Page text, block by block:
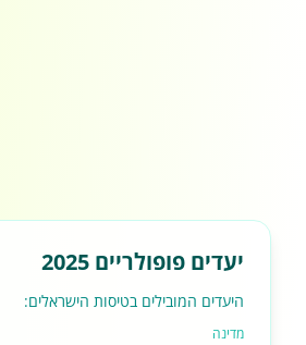
יעדים פופולריים 2025
היעדים המובילים בטיסות הישראלים:
מדינה